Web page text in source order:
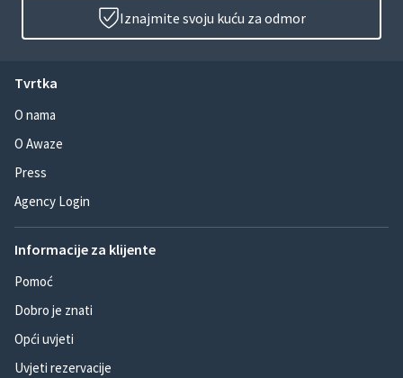
Iznajmite svoju kuću za odmor
Tvrtka
O nama
O Awaze
Press
Agency Login
Informacije za klijente
Pomoć
Dobro je znati
Opći uvjeti
Uvjeti rezervacije